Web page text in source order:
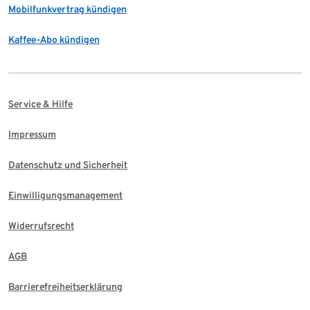
Mobilfunkvertrag kündigen
Kaffee-Abo kündigen
Service & Hilfe
Impressum
Datenschutz und Sicherheit
Einwilligungsmanagement
Widerrufsrecht
AGB
Barrierefreiheitserklärung